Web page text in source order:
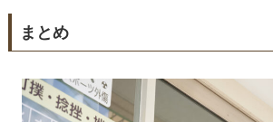
まとめ